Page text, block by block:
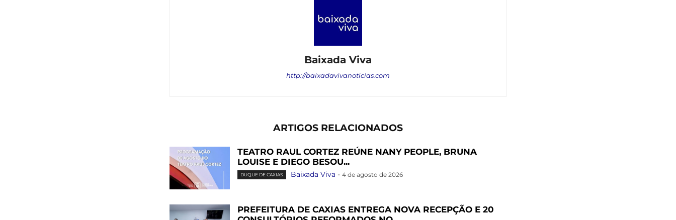
Baixada Viva
http://baixadavivanoticias.com
ARTIGOS RELACIONADOS
TEATRO RAUL CORTEZ REÚNE NANY PEOPLE, BRUNA
LOUISE E DIEGO BESOU...
DUQUE DE CAXIAS Baixada Viva - 4 de agosto de 2026
PREFEITURA DE CAXIAS ENTREGA NOVA RECEPÇÃO E 20